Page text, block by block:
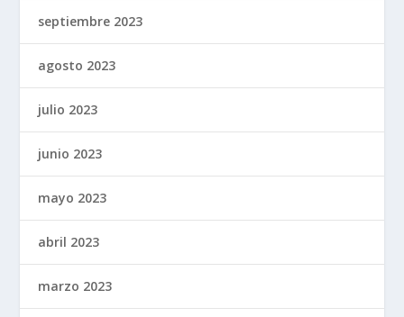
septiembre 2023
agosto 2023
julio 2023
junio 2023
mayo 2023
abril 2023
marzo 2023